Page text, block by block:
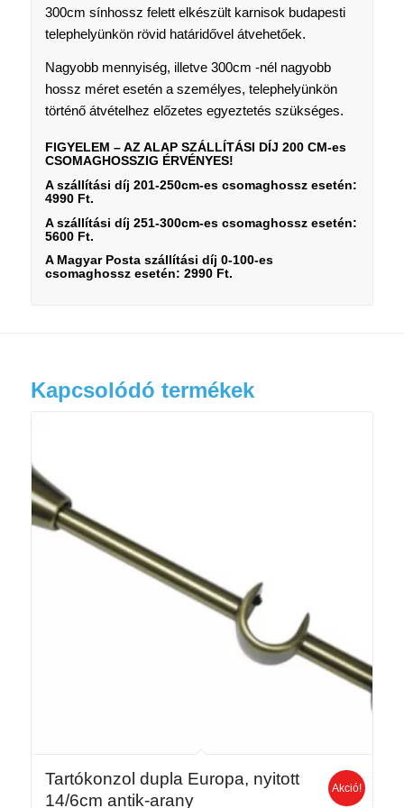
300cm sínhossz felett elkészült karnisok budapesti
telephelyünkön rövid határidővel átvehetőek.
Nagyobb mennyiség, illetve 300cm -nél nagyobb
hossz méret esetén a személyes, telephelyünkön
történő átvételhez előzetes egyeztetés szükséges.
FIGYELEM – AZ ALAP SZÁLLÍTÁSI DÍJ 200 CM-es
CSOMAGHOSSZIG ÉRVÉNYES!
A szállítási díj 201-250cm-es csomaghossz esetén:
4990 Ft.
A szállítási díj 251-300cm-es csomaghossz esetén:
5600 Ft.
A Magyar Posta szállítási díj 0-100-es
csomaghossz esetén: 2990 Ft.
Kapcsolódó termékek
Tartókonzol dupla Europa, nyitott
14/6cm antik-arany
Akció!